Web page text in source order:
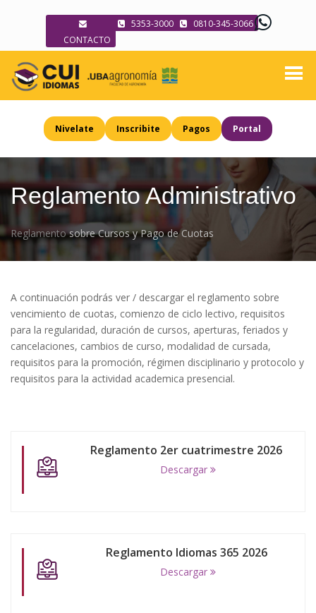
CONTACTO
5353-3000 0810-345-3066
Nivelate Inscribite Pagos Portal
Reglamento Administrativo
Reglamentosobre Cursos y Pago de Cuotas
A continuación podrás ver / descargar el reglamento sobre
vencimiento de cuotas, comienzo de ciclo lectivo, requisitos
para la regularidad, duración de cursos, aperturas, feriados y
cancelaciones, cambios de curso, modalidad de cursada,
requisitos para la promoción, régimen disciplinario y protocolo y
requisitos para la actividad academica presencial.
Reglamento 2er cuatrimestre 2026
Descargar
Reglamento Idiomas 365 2026
Descargar